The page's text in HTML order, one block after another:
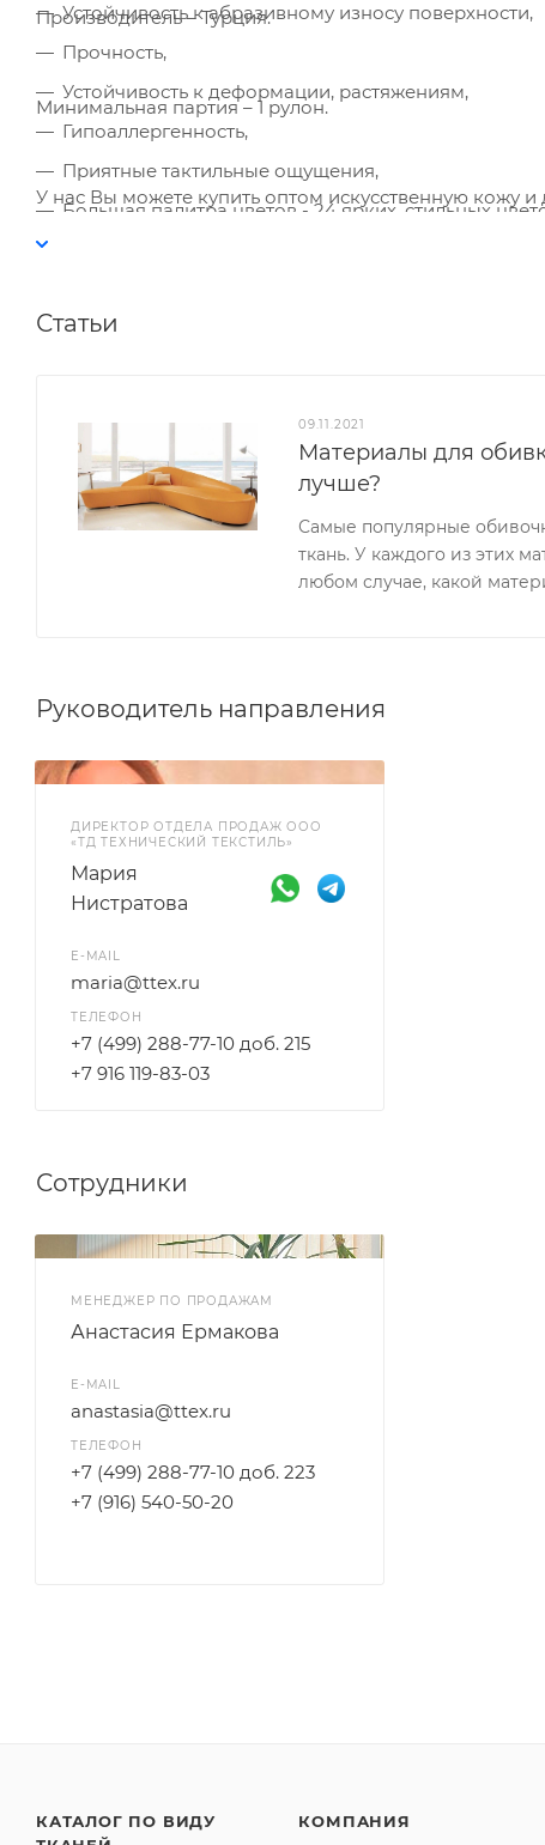
Устойчивость к абразивному износу поверхности,
Прочность,
Устойчивость к деформации, растяжениям,
Гипоаллергенность,
Приятные тактильные ощущения,
Большая палитра цветов - 24 ярких, стильных
Производитель – Турция.
Минимальная партия – 1 рулон.
У нас Вы можете купить оптом искусственную кожу
Статьи
09.11.2021
Материалы для
лучше?
Самые популярные
ткань. У каждого из этих
любом случае, какой
Руководитель направления
ДИРЕКТОР ОТДЕЛА ПРОДАЖ ООО
«ТД ТЕХНИЧЕСКИЙ ТЕКСТИЛЬ»
Мария
Нистратова
E-MAIL
maria@ttex.ru
ТЕЛЕФОН
+7 (499) 288-77-10 доб. 215
+7 916 119-83-03
Сотрудники
МЕНЕДЖЕР ПО ПРОДАЖАМ
Анастасия Ермакова
E-MAIL
anastasia@ttex.ru
ТЕЛЕФОН
+7 (499) 288-77-10 доб. 223
+7 (916) 540-50-20
КАТАЛОГ ПО ВИДУ
КОМПАНИЯ